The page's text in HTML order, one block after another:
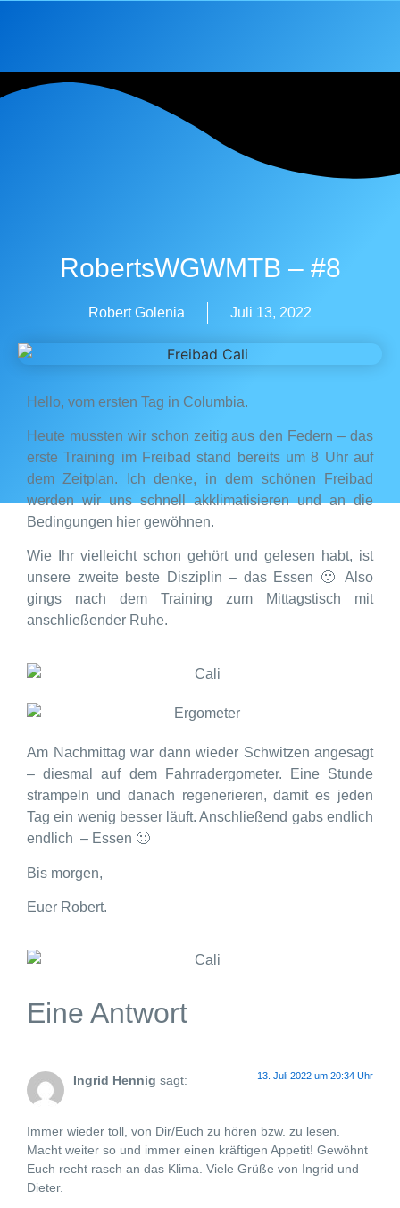
RobertsWGWMTB – #8
Robert Golenia Juli 13, 2022
Hello, vom ersten Tag in Columbia.
Heute mussten wir schon zeitig aus den Federn – das
erste Training im Freibad stand bereits um 8 Uhr auf
dem Zeitplan. Ich denke, in dem schönen Freibad
werden wir uns schnell akklimatisieren und an die
Bedingungen hier gewöhnen.
Wie Ihr vielleicht schon gehört und gelesen habt, ist
unsere zweite beste Disziplin – das Essen 🙂 Also
gings nach dem Training zum Mittagstisch mit
anschließender Ruhe.
Am Nachmittag war dann wieder Schwitzen angesagt
– diesmal auf dem Fahrradergometer. Eine Stunde
strampeln und danach regenerieren, damit es jeden
Tag ein wenig besser läuft. Anschließend gabs endlich
endlich – Essen 🙂
Bis morgen,
Euer Robert.
Eine Antwort
Ingrid Hennig sagt: 13. Juli 2022 um 20:34 Uhr
Immer wieder toll, von Dir/Euch zu hören bzw. zu lesen.
Macht weiter so und immer einen kräftigen Appetit! Gewöhnt
Euch recht rasch an das Klima. Viele Grüße von Ingrid und
Dieter.